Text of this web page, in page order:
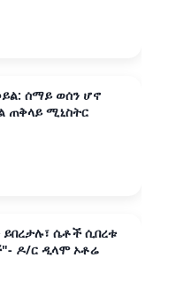
ሰማይ ወሰን ሆኖ
ጠቅላይ ሚኒስትር
ሴቶች ሲበረቱ
ዶ/ር ዲላሞ ኦቶሬ